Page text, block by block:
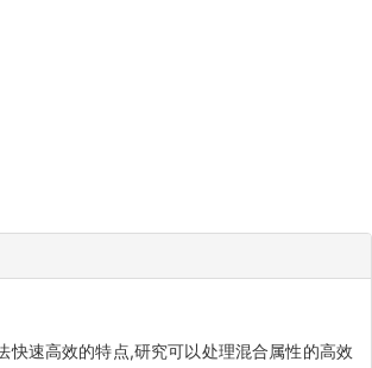
速高效的特点,研究可以处理混合属性的高效